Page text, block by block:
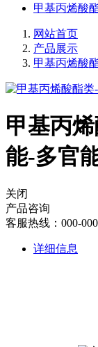
甲基丙烯酸
网站首页
产品展示
甲基丙烯酸
甲基丙
能-多官
关闭
产品咨询
客服热线：000-
详细信息